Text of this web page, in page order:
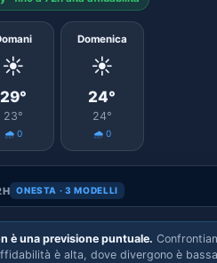
☀️
29°
23°
🌧️ 0
Domenica
☀️
24°
24°
🌧️ 0
ONESTA · 3 MODELLI
è una previsione puntuale.
è alta, dove divergono è